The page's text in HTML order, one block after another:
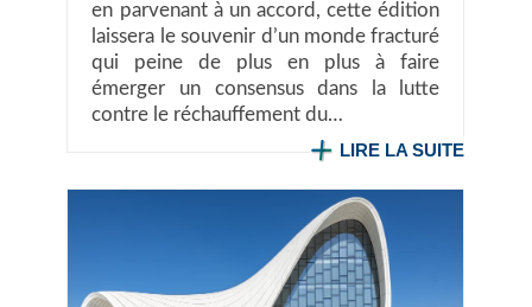
en parvenant à un accord, cette édition
laissera le souvenir d’un monde fracturé
qui peine de plus en plus à faire
émerger un consensus dans la lutte
contre le réchauffement du…
LIRE LA SUITE